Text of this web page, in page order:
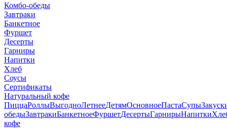
Комбо-обеды
Завтраки
Банкетное
Фуршет
Десерты
Гарниры
Напитки
Хлеб
Соусы
Сертификаты
Натуральный кофе
ПиццаРоллыВыгодноЛетнееДетямОсновноеПастаСупы
обедыЗавтракиБанкетноеФуршетДесертыГарнирыНапитки
кофе